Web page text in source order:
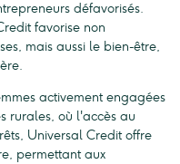
défavorisés.
favorise non
mais aussi le bien-être,
activement engagées
rurales, où l'accès au
Universal Credit offre
permettant aux